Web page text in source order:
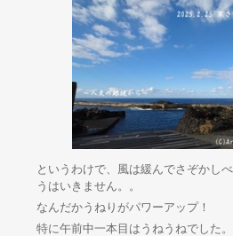
というわけで、風は緩んでさぞかし
うはいきません。。
なんだかうねりがパワーアップ！
特に午前中一本目はうねうねでした。